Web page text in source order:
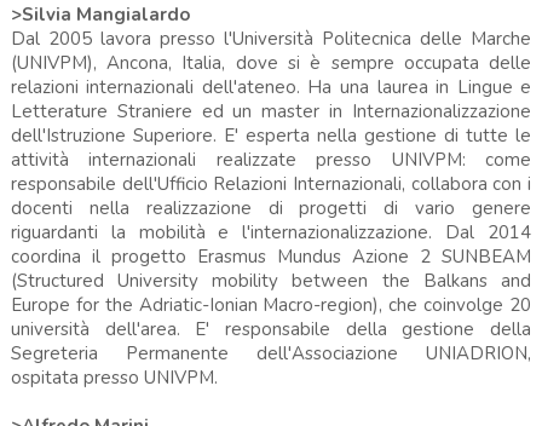
>Silvia Mangialardo
Dal 2005 lavora presso l'Università Politecnica delle Marche
(UNIVPM), Ancona, Italia, dove si è sempre occupata delle
relazioni internazionali dell'ateneo. Ha una laurea in Lingue e
Letterature Straniere ed un master in Internazionalizzazione
dell'Istruzione Superiore. E' esperta nella gestione di tutte le
attività internazionali realizzate presso UNIVPM: come
responsabile dell'Ufficio Relazioni Internazionali, collabora con i
docenti nella realizzazione di progetti di vario genere
riguardanti la mobilità e l'internazionalizzazione. Dal 2014
coordina il progetto Erasmus Mundus Azione 2 SUNBEAM
(Structured University mobility between the Balkans and
Europe for the Adriatic-Ionian Macro-region), che coinvolge 20
università dell'area. E' responsabile della gestione della
Segreteria Permanente dell'Associazione UNIADRION,
ospitata presso UNIVPM.